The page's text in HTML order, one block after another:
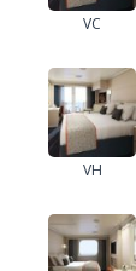
VC
VH